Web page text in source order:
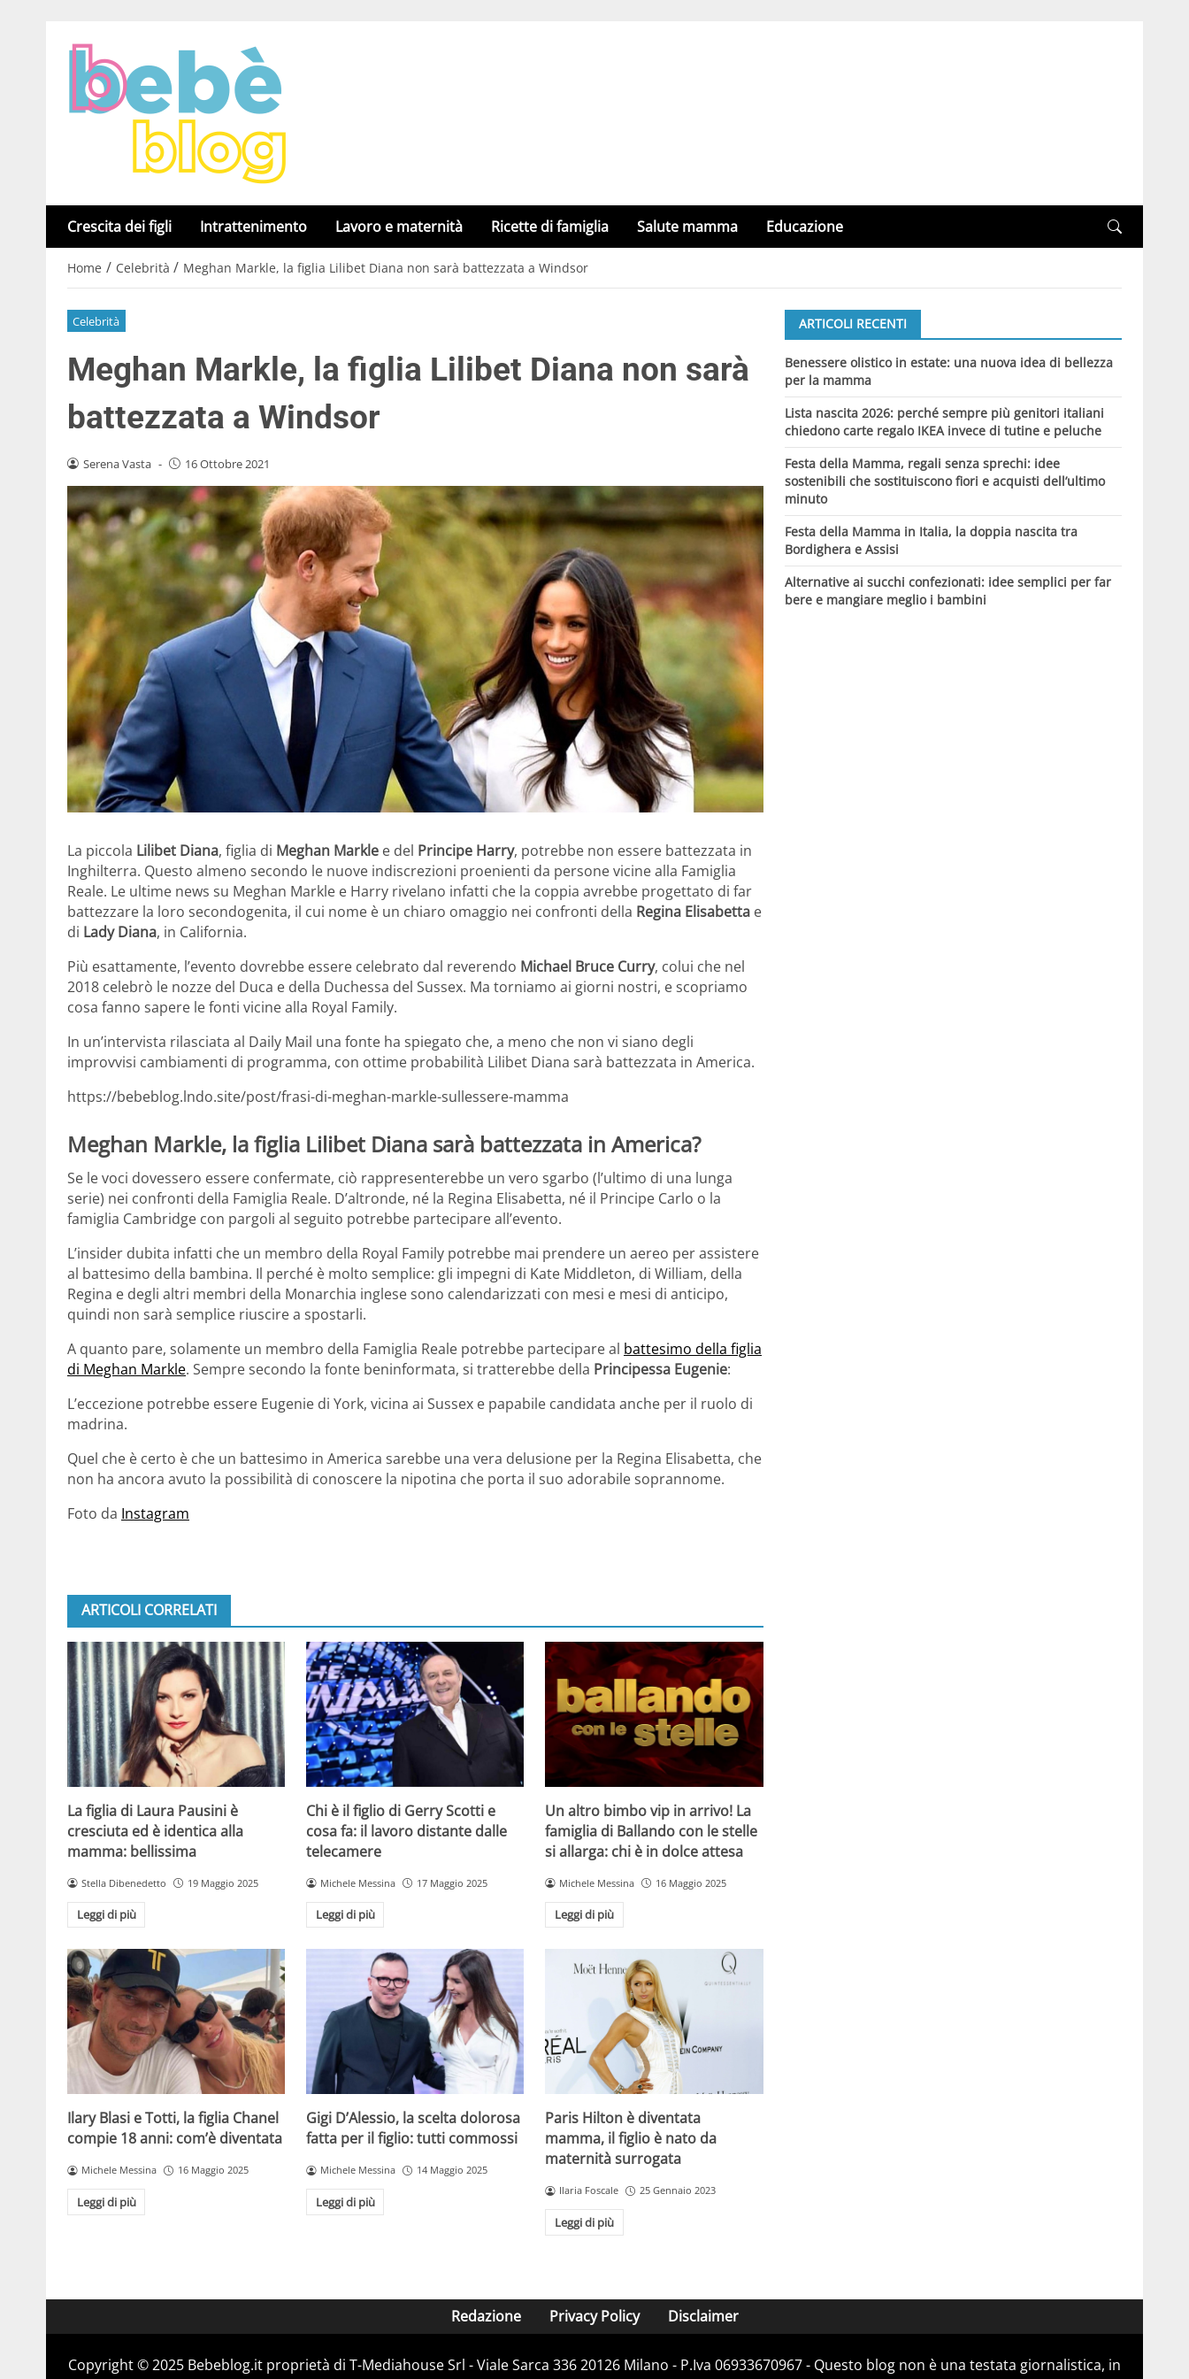
Crescita dei figli Intrattenimento Lavoro e maternità Ricette di famiglia Salute mamma Educazione
Home / Celebrità / Meghan Markle, la figlia Lilibet Diana non sarà battezzata a Windsor
Celebrità
Meghan Markle, la figlia Lilibet Diana non sarà
battezzata a Windsor
Serena Vasta - 16 Ottobre 2021
La piccola Lilibet Diana, figlia di Meghan Markle e del Principe Harry, potrebbe non essere battezzata in
Inghilterra. Questo almeno secondo le nuove indiscrezioni proenienti da persone vicine alla Famiglia
Reale. Le ultime news su Meghan Markle e Harry rivelano infatti che la coppia avrebbe progettato di far
battezzare la loro secondogenita, il cui nome è un chiaro omaggio nei confronti della Regina Elisabetta e
di Lady Diana, in California.
Più esattamente, l’evento dovrebbe essere celebrato dal reverendo Michael Bruce Curry, colui che nel
2018 celebrò le nozze del Duca e della Duchessa del Sussex. Ma torniamo ai giorni nostri, e scopriamo
cosa fanno sapere le fonti vicine alla Royal Family.
In un’intervista rilasciata al Daily Mail una fonte ha spiegato che, a meno che non vi siano degli
improvvisi cambiamenti di programma, con ottime probabilità Lilibet Diana sarà battezzata in America.
https://bebeblog.lndo.site/post/frasi-di-meghan-markle-sullessere-mamma
Meghan Markle, la figlia Lilibet Diana sarà battezzata in America?
Se le voci dovessero essere confermate, ciò rappresenterebbe un vero sgarbo (l’ultimo di una lunga
serie) nei confronti della Famiglia Reale. D’altronde, né la Regina Elisabetta, né il Principe Carlo o la
famiglia Cambridge con pargoli al seguito potrebbe partecipare all’evento.
L’insider dubita infatti che un membro della Royal Family potrebbe mai prendere un aereo per assistere
al battesimo della bambina. Il perché è molto semplice: gli impegni di Kate Middleton, di William, della
Regina e degli altri membri della Monarchia inglese sono calendarizzati con mesi e mesi di anticipo,
quindi non sarà semplice riuscire a spostarli.
A quanto pare, solamente un membro della Famiglia Reale potrebbe partecipare al battesimo della figlia
di Meghan Markle. Sempre secondo la fonte beninformata, si tratterebbe della Principessa Eugenie:
L’eccezione potrebbe essere Eugenie di York, vicina ai Sussex e papabile candidata anche per il ruolo di
madrina.
Quel che è certo è che un battesimo in America sarebbe una vera delusione per la Regina Elisabetta, che
non ha ancora avuto la possibilità di conoscere la nipotina che porta il suo adorabile soprannome.
Foto da Instagram
ARTICOLI CORRELATI
La figlia di Laura Pausini è
cresciuta ed è identica alla
mamma: bellissima
Stella Dibenedetto 19 Maggio 2025
Leggi di più
Chi è il figlio di Gerry Scotti e
cosa fa: il lavoro distante dalle
telecamere
Michele Messina 17 Maggio 2025
Leggi di più
Un altro bimbo vip in arrivo! La
famiglia di Ballando con le stelle
si allarga: chi è in dolce attesa
Michele Messina 16 Maggio 2025
Leggi di più
Ilary Blasi e Totti, la figlia Chanel
compie 18 anni: com’è diventata
Michele Messina 16 Maggio 2025
Leggi di più
Gigi D’Alessio, la scelta dolorosa
fatta per il figlio: tutti commossi
Michele Messina 14 Maggio 2025
Leggi di più
Paris Hilton è diventata
mamma, il figlio è nato da
maternità surrogata
Ilaria Foscale 25 Gennaio 2023
Leggi di più
ARTICOLI RECENTI
Benessere olistico in estate: una nuova idea di bellezza
per la mamma
Lista nascita 2026: perché sempre più genitori italiani
chiedono carte regalo IKEA invece di tutine e peluche
Festa della Mamma, regali senza sprechi: idee
sostenibili che sostituiscono fiori e acquisti dell’ultimo
minuto
Festa della Mamma in Italia, la doppia nascita tra
Bordighera e Assisi
Alternative ai succhi confezionati: idee semplici per far
bere e mangiare meglio i bambini
Redazione Privacy Policy Disclaimer
Copyright © 2025 Bebeblog.it proprietà di T-Mediahouse Srl - Viale Sarca 336 20126 Milano - P.Iva 06933670967 - Questo blog non è una testata giornalistica, in